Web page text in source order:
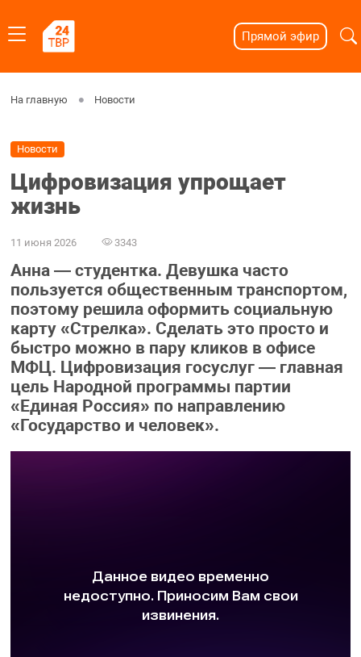
Прямой эфир
На главную Новости
Новости
Цифровизация упрощает
жизнь
11 июня 2026 3343
Анна — студентка. Девушка часто
пользуется общественным транспортом,
поэтому решила оформить социальную
карту «Стрелка». Сделать это просто и
быстро можно в пару кликов в офисе
МФЦ. Цифровизация госуслуг — главная
цель Народной программы партии
«Единая Россия» по направлению
«Государство и человек».